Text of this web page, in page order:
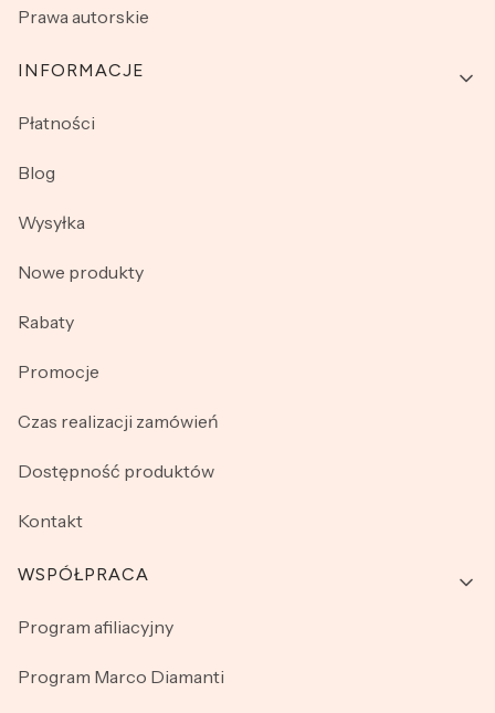
Prawa autorskie
INFORMACJE
Płatności
Blog
Wysyłka
Nowe produkty
Rabaty
Promocje
Czas realizacji zamówień
Dostępność produktów
Kontakt
WSPÓŁPRACA
Program afiliacyjny
Program Marco Diamanti